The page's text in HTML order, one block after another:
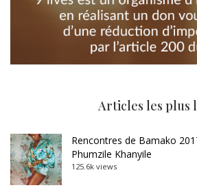
Articles les plus
Rencontres de Bamako
Phumzile Khanyile
125.6k views